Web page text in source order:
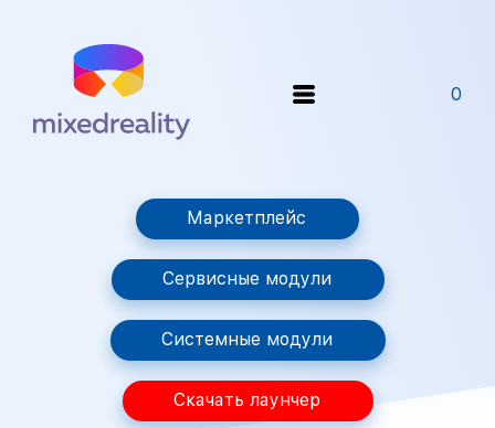
0
Маркетплейс
Сервисные модули
Системные модули
Скачать лаунчер